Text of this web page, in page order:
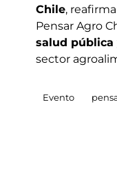
Chile,
Pensar Agro
salud
sector
Evento